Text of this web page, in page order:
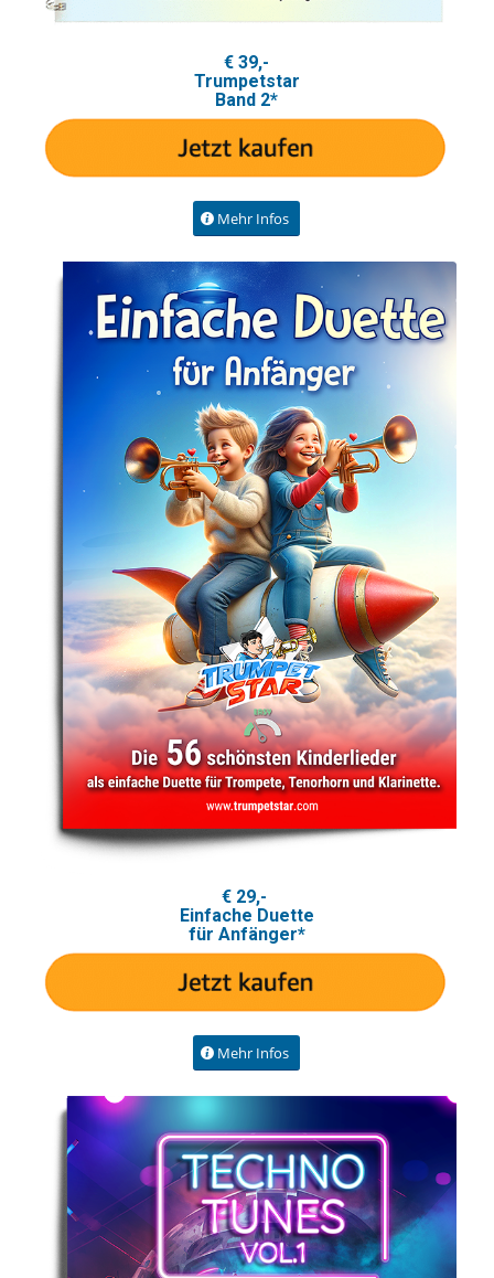
€ 39,-
Trumpetstar
Band 2*
Mehr Infos
€ 29,-
Einfache Duette
für Anfänger*
Mehr Infos